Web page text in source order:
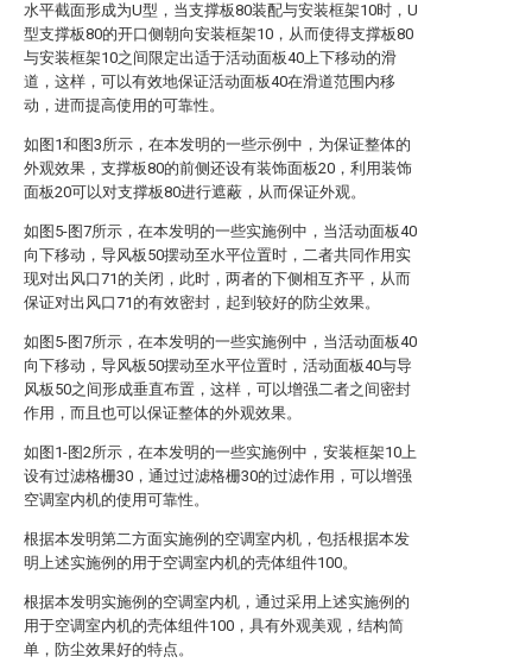
水平截面形成为U型，当支撑板80装配与安装框架10时，U
型支撑板80的开口侧朝向安装框架10，从而使得支撑板80
与安装框架10之间限定出适于活动面板40上下移动的滑
道，这样，可以有效地保证活动面板40在滑道范围内移
动，进而提高使用的可靠性。
如图1和图3所示，在本发明的一些示例中，为保证整体的
外观效果，支撑板80的前侧还设有装饰面板20，利用装饰
面板20可以对支撑板80进行遮蔽，从而保证外观。
如图5-图7所示，在本发明的一些实施例中，当活动面板40
向下移动，导风板50摆动至水平位置时，二者共同作用实
现对出风口71的关闭，此时，两者的下侧相互齐平，从而
保证对出风口71的有效密封，起到较好的防尘效果。
如图5-图7所示，在本发明的一些实施例中，当活动面板40
向下移动，导风板50摆动至水平位置时，活动面板40与导
风板50之间形成垂直布置，这样，可以增强二者之间密封
作用，而且也可以保证整体的外观效果。
如图1-图2所示，在本发明的一些实施例中，安装框架10上
设有过滤格栅30，通过过滤格栅30的过滤作用，可以增强
空调室内机的使用可靠性。
根据本发明第二方面实施例的空调室内机，包括根据本发
明上述实施例的用于空调室内机的壳体组件100。
根据本发明实施例的空调室内机，通过采用上述实施例的
用于空调室内机的壳体组件100，具有外观美观，结构简
单，防尘效果好的特点。